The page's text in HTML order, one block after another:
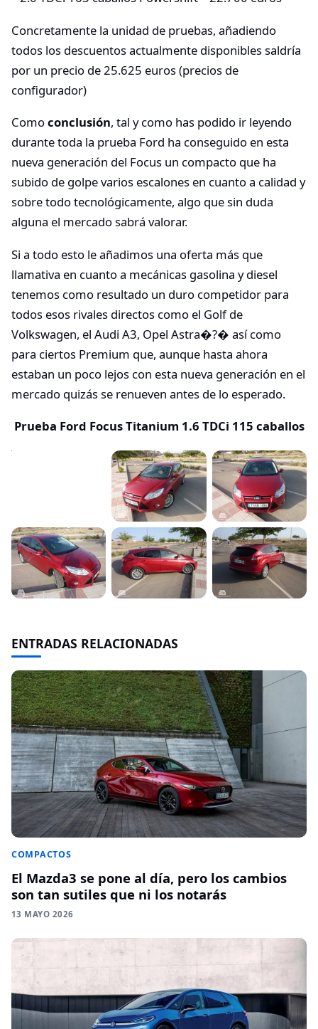
Concretamente la unidad de pruebas, añadiendo
todos los descuentos actualmente disponibles saldría
por un precio de 25.625 euros (precios de
configurador)
Comoconclusión, tal y como has podido ir leyendo
durante toda la prueba Ford ha conseguido en esta
nueva generación del Focus un compacto que ha
subido de golpe varios escalones en cuanto a calidad y
sobre todo tecnológicamente, algo que sin duda
alguna el mercado sabrá valorar.
Si a todo esto le añadimos una oferta más que
llamativa en cuanto a mecánicas gasolina y diesel
tenemos como resultado un duro competidor para
todos esos rivales directos como el Golf de
Volkswagen, el Audi A3, Opel Astra�?� así como
para ciertos Premium que, aunque hasta ahora
estaban un poco lejos con esta nueva generación en el
mercado quizás se renueven antes de lo esperado.
Prueba Ford Focus Titanium 1.6 TDCi 115 caballos
ENTRADAS RELACIONADAS
COMPACTOS
El Mazda3 se pone al día, pero los cambios
son tan sutiles que ni los notarás
13 MAYO 2026